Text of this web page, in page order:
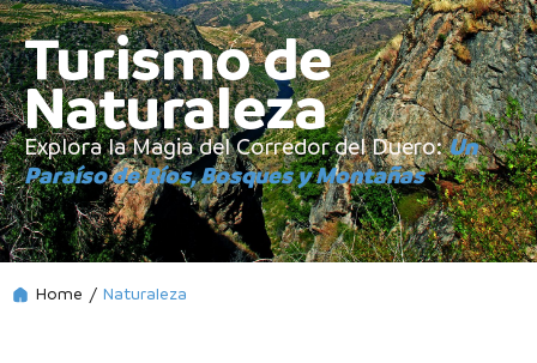
Turismo de
Naturaleza
Explora la Magia del Corredor del Duero:Un
Paraíso de Ríos, Bosques y Montañas
Home / Naturaleza